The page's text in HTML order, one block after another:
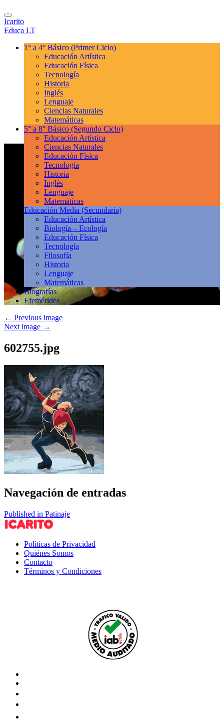
Icarito
Educa LT
1° a 4° Básico (Primer Ciclo)
Educación Artística
Educación Física
Tecnología
Historia
Inglés
Lenguaje
Ciencias Naturales
Matemáticas
5° a 8° Básico (Segundo Ciclo)
Educación Artística
Ciencias Naturales
Educación Física
Tecnología
Historia
Inglés
Lenguaje
Matemáticas
Educación Media (Secundaria)
Educación Artística
Biología – Ecología
Educación Física
Tecnología
Filosofía
Historia
Lenguaje
Matemáticas
Biografías
Efemérides
← Previous image
Next image →
602755.jpg
Navegación de entradas
Published in Patinaje
Políticas de Privacidad
Quiénes Somos
Contacto
Términos y Condiciones